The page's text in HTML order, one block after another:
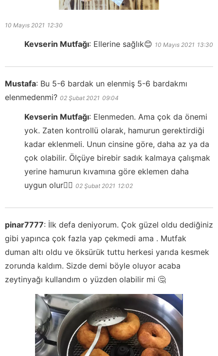
10 Mayıs 2021 12:30
Kevserin Mutfağı: Ellerine sağlık😊 10 Mayıs 2021 13:30
Mustafa: Bu 5-6 bardak un elenmiş 5-6 bardakmı
elenmedenmi? 02 Şubat 2021 09:04
Kevserin Mutfağı: Elenmeden. Ama çok da önemi
yok. Zaten kontrollü olarak, hamurun gerektirdiği
kadar eklenmeli. Unun cinsine göre, daha az ya da
çok olabilir. Ölçüye birebir sadık kalmaya çalışmak
yerine hamurun kıvamına göre eklemen daha
uygun olur👍🏻 02 Şubat 2021 12:02
pinar7777: İlk defa deniyorum. Çok güzel oldu dediğiniz
gibi yapınca çok fazla yap çekmedi ama . Mutfak
duman altı oldu ve öksürük tuttu herkesi yarıda kesmek
zorunda kaldım. Sizde demi böyle oluyor acaba
zeytinyağı kullandım o yüzden olabilir mi 🤔